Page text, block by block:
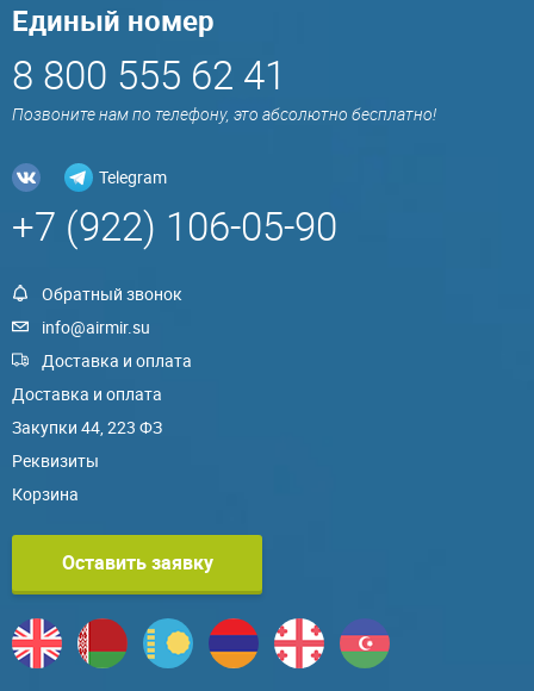
Единый номер
8 800 555 62 41
Позвоните нам по телефону, это абсолютно бесплатно!
Telegram
+7 (922) 106-05-90
Обратный звонок
info@airmir.su
Доставка и оплата
Доставка и оплата
Закупки 44, 223 ФЗ
Реквизиты
Корзина
Оставить заявку